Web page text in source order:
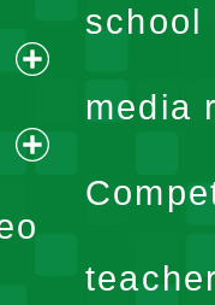
school
media
expand
menu
expand